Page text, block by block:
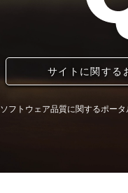
サイトに関する
ソフトウェア品質に関するポー